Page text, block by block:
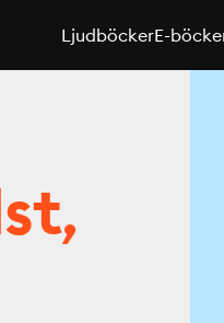
LjudböckerE-